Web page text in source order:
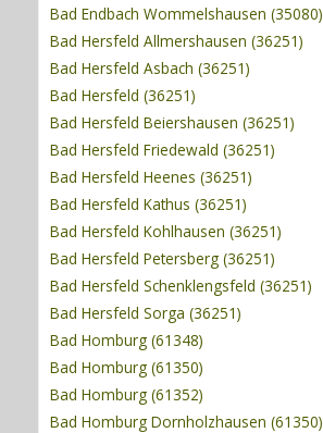
Bad Endbach Wommelshausen (35080)
Bad Hersfeld Allmershausen (36251)
Bad Hersfeld Asbach (36251)
Bad Hersfeld (36251)
Bad Hersfeld Beiershausen (36251)
Bad Hersfeld Friedewald (36251)
Bad Hersfeld Heenes (36251)
Bad Hersfeld Kathus (36251)
Bad Hersfeld Kohlhausen (36251)
Bad Hersfeld Petersberg (36251)
Bad Hersfeld Schenklengsfeld (36251)
Bad Hersfeld Sorga (36251)
Bad Homburg (61348)
Bad Homburg (61350)
Bad Homburg (61352)
Bad Homburg Dornholzhausen (61350)